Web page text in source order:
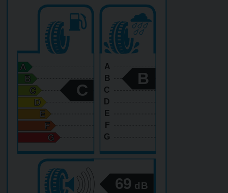
A
B
C
D
E
F
G
69 dB
C
B